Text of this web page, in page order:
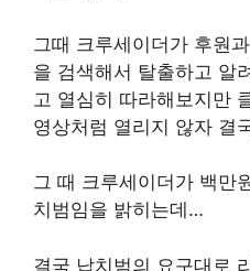
그때 크루세이더가 후원
을 검색해서 탈출하고 알
고 열심히 따라해보지만
영상처럼 열리지 않자 결
그 때 크루세이더가 백만
치범임을 밝히는데…
결국 납치범의 요구대로